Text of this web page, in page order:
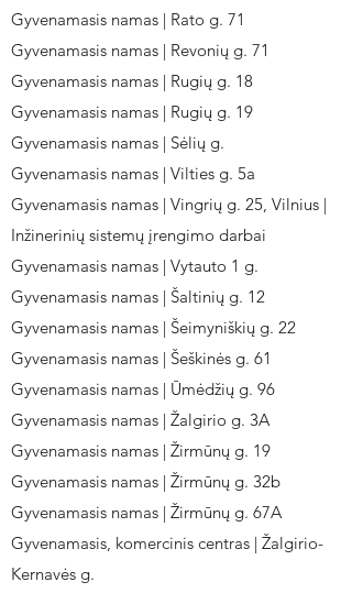
Gyvenamasis namas | Rato g. 71
Gyvenamasis namas | Revonių g. 71
Gyvenamasis namas | Rugių g. 18
Gyvenamasis namas | Rugių g. 19
Gyvenamasis namas | Sėlių g.
Gyvenamasis namas | Vilties g. 5a
Gyvenamasis namas | Vingrių g. 25, Vilnius |
Inžinerinių sistemų įrengimo darbai
Gyvenamasis namas | Vytauto 1 g.
Gyvenamasis namas | Šaltinių g. 12
Gyvenamasis namas | Šeimyniškių g. 22
Gyvenamasis namas | Šeškinės g. 61
Gyvenamasis namas | Ūmėdžių g. 96
Gyvenamasis namas | Žalgirio g. 3A
Gyvenamasis namas | Žirmūnų g. 19
Gyvenamasis namas | Žirmūnų g. 32b
Gyvenamasis namas | Žirmūnų g. 67A
Gyvenamasis, komercinis centras | Žalgirio-
Kernavės g.